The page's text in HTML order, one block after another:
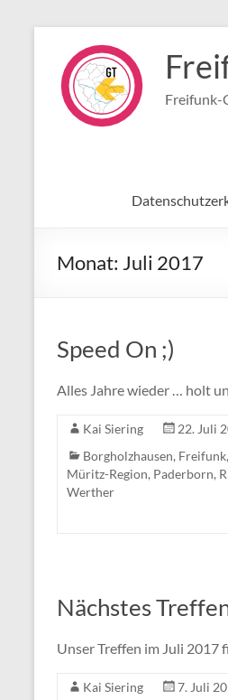
springen
Freifunk-
Monat: Juli 2017
Speed On ;)
Alles Jahre wieder … holt
Kai Siering
22. Juli
Borgholzhausen, Freifunk,
Müritz-Region, Paderborn,
Werther
Nächstes
Unser Treffen im Juli 2017
Kai Siering
7. Juli